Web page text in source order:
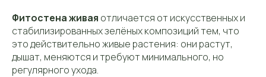
Фитостена живая отличается от искусственных и
стабилизированных зелёных композиций тем, что
это действительно живые растения: они растут,
дышат, меняются и требуют минимального, но
регулярного ухода.